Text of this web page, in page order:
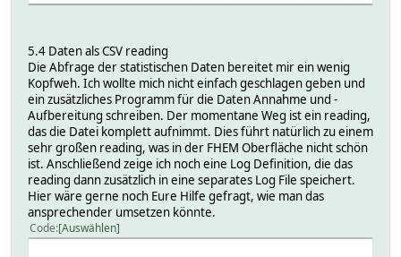
5.4 Daten als CSV reading
Die Abfrage der statistischen Daten bereitet mir ein wenig
Kopfweh. Ich wollte mich nicht einfach geschlagen geben und
ein zusätzliches Programm für die Daten Annahme und -
Aufbereitung schreiben. Der momentane Weg ist ein reading,
das die Datei komplett aufnimmt. Dies führt natürlich zu einem
sehr großen reading, was in der FHEM Oberfläche nicht schön
ist. Anschließend zeige ich noch eine Log Definition, die das
reading dann zusätzlich in eine separates Log File speichert.
Hier wäre gerne noch Eure Hilfe gefragt, wie man das
ansprechender umsetzen könnte.
Code Auswählen